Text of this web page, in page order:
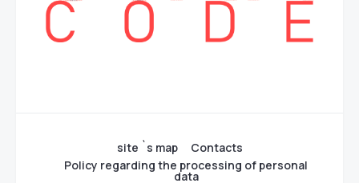
site `s map
Contacts
Policy regarding the processing of personal
data